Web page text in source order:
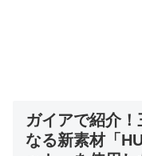
ガイアで紹介！
なる新素材「